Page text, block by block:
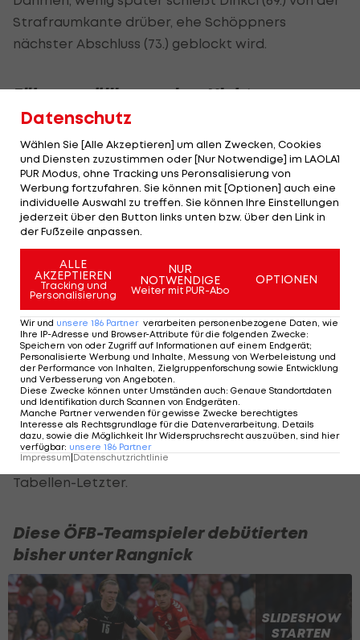
Strafraumkante drüber, ehe Schöppners
nächster Abschluss (73.) geblockt wird.
Führung völlig aus dem Nichts
erhält Augsburg plötzlich einen Elfmeter. Keven
Schlotterbeck wird bei einer Ecke auffällig
gehalten, den fälligen Strafstoß verwandelt
Claude-Maurice (80.) ins linke, untere Eck.
Der für Gregoritsch eingewechselte Ribeiro (83.)
hat kurz darauf die Chance auf die Entscheidung,
sein Abschluss ist nach einem starken Solo aber
zu ungefährlich. Erst in der 90. Minute ergibt sich
die erste echte Ausgleichschance für Heidenheim,
Ibrahimovic verzieht nach Ballgewinn aber
deutlich.
Augsburg verbessert sich durch diesen Sieg
wieder auf Rang elf mit 25 Punkten. Heidenheim
bleibt mit 13 Zählern weiter 18. und damit
Tabellen-Letzter.
Diese ÖFB-Teamspieler debütierten
bisher unter Rangnick
SLIDESHOW
STARTEN
Datenschutz
Wählen Sie [Alle Akzeptieren] um allen Zwecken, Cookies
und Diensten zuzustimmen oder [Nur Notwendige] im LAOLA1
PUR Modus, ohne Tracking uns Peronsalisierung von
Werbung fortzufahren. Sie können mit [Optionen] auch eine
individuelle Auswahl zu treffen. Sie können Ihre Einstellungen
jederzeit über den Button links unten bzw. über den Link in
der Fußzeile anpassen.
ALLE
AKZEPTIEREN
Tracking und
Personalisierung
NUR
NOTWENDIGE
Weiter mit PUR-Abo
OPTIONEN
Wir und unsere 186 Partner verarbeiten personenbezogene Daten, wie
Ihre IP-Adresse und Browser-Attribute für die folgenden Zwecke:
Speichern von oder Zugriff auf Informationen auf einem Endgerät;
Personalisierte Werbung und Inhalte, Messung von Werbeleistung und
der Performance von Inhalten, Zielgruppenforschung sowie Entwicklung
und Verbesserung von Angeboten
Diese Zwecke können unter Umständen auch: Genaue Standortdaten
und Identifikation durch Scannen von Endgeräten
Manche Partner verwenden für gewisse Zwecke berechtigtes
Interesse als Rechtsgrundlage für die Datenverarbeitung. Details
dazu, sowie die Möglichkeit Ihr Widerspruchsrecht auszuüben, sind hier
verfügbar: unsere 186 Partner
Impressum|Datenschutzrichtlinie